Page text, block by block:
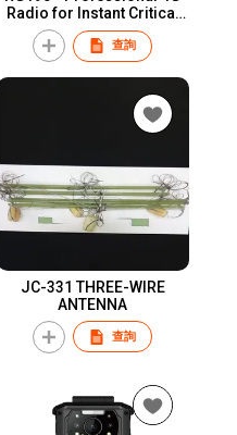
Radio for Instant Critical
Communication
查詢
JC-331 THREE-WIRE
ANTENNA
查詢